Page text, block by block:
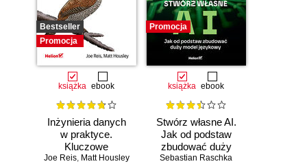
Bestseller
Promocja
książka ebook
Inżynieria danych
w praktyce.
Kluczowe
koncepcje i
Joe Reis, Matt Housley
Promocja
książka ebook
Stwórz własne AI.
Jak od podstaw
zbudować duży
model językowy
Sebastian Raschka